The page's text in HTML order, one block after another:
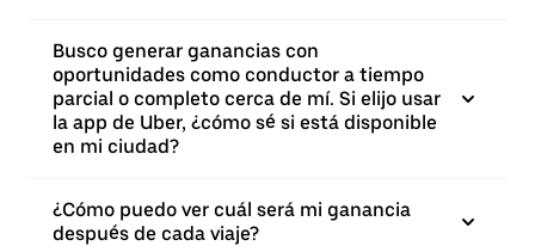
Busco generar ganancias con
oportunidades como conductor a tiempo
parcial o completo cerca de mí. Si elijo usar
la app de Uber, ¿cómo sé si está disponible
en mi ciudad?
¿Cómo puedo ver cuál será mi ganancia
después de cada viaje?